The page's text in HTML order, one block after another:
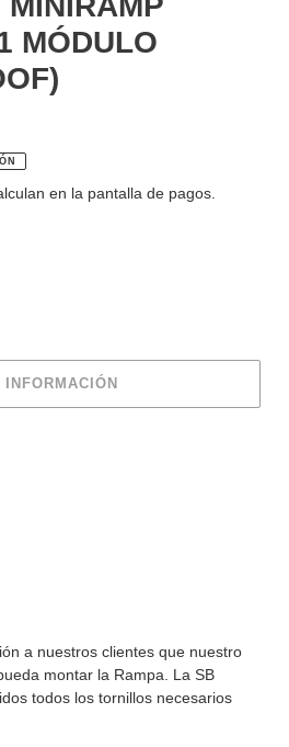
MÓDULO
en la pantalla de pagos.
INFORMACIÓN
a nuestros clientes que nuestro
montar la Rampa. La SB
todos los tornillos necesarios